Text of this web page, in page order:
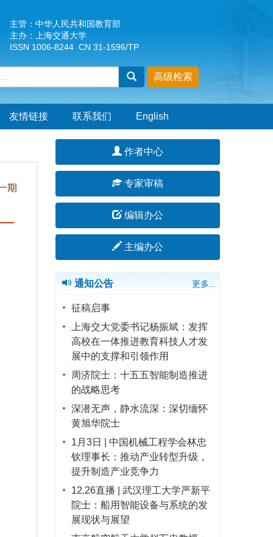
主管：中华人民共和国教育部
主办：上海交通大学
ISSN 1006-8244 CN 31-1596/TP
友情链接 联系我们 English
期
作者中心
专家审稿
编辑办公
主编办公
通知公告 更多...
征稿启事
上海交大党委书记杨振斌：发挥
高校在一体推进教育科技人才发
展中的支撑和引领作用
周济院士：十五五智能制造推进
的战略思考
深潜无声，静水流深：深切缅怀
黄旭华院士
1月3日 | 中国机械工程学会林忠
钦理事长：推动产业转型升级，
提升制造产业竞争力
12.26直播 | 武汉理工大学严新平
院士：船用智能设备与系统的发
展现状与展望